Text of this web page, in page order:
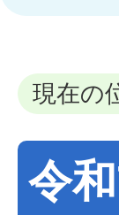
現在の
令